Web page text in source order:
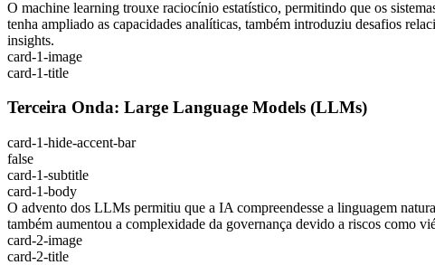
O machine learning trouxe raciocínio estatístico, permitindo que os
tenha ampliado as capacidades analíticas, também introduziu desafios
insights.
card-1-image
card-1-title
Terceira Onda: Large Language Models (LLMs)
card-1-hide-accent-bar
false
card-1-subtitle
card-1-body
O advento dos LLMs permitiu que a IA compreendesse a linguagem
também aumentou a complexidade da governança devido a riscos como
card-2-image
card-2-title